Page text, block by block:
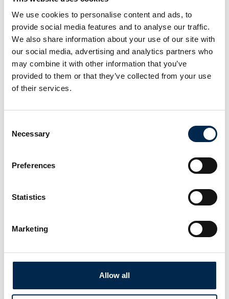
We use cookies to personalise content and ads, to
provide social media features and to analyse our traffic.
We also share information about your use of our site with
our social media, advertising and analytics partners who
may combine it with other information that you’ve
provided to them or that they’ve collected from your use
of their services.
Selection
Necessary
Preferences
Statistics
Marketing
Allow all
3. februar 2023
Region Sjælland, er det nye "Grøn"land.
Lars Wolthers, driftschef for det kørende materiel hos
Region Sjælland, har udarbejdet en fyldestgørende
rapport , der viser deres betydelige besparelse af
brændstof efter implementeringen af V Spoile
V Spoilers